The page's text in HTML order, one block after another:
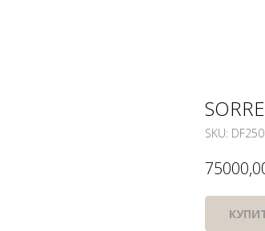
SKU: